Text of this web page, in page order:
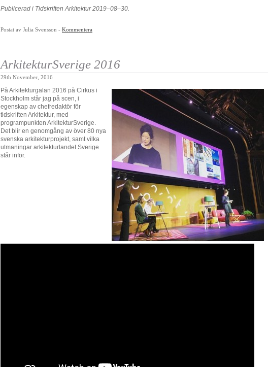
Publicerad i Tidskriften Arkitektur 2019–08–30.
Postat av Julia Svensson - Kommentera
ArkitekturSverige 2016
29th November, 2016
På Arkitekturgalan 2016 på Cirkus i
Stockholm står jag på scen, i
egenskap av chefredaktör för
tidskriften Arkitektur, med
programpunkten ArkitekturSverige.
Det blir en genomgång av över 80 nya
svenska arkitekturprojekt, samt vilka
utmaningar arkitekturlandet Sverige
står inför.